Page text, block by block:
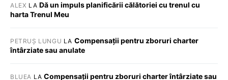
ALEX LA Dă un impuls planificării călătoriei cu trenul cu
harta Trenul Meu
PETRUȘ LUNGU LA Compensații pentru zboruri charter
întârziate sau anulate
BLUEA LACompensații pentru zboruri charter întârziate sau